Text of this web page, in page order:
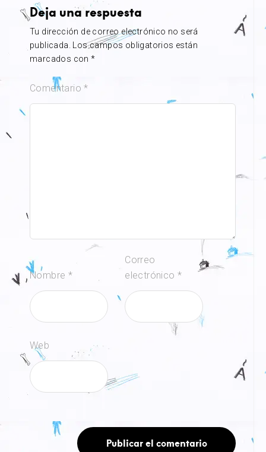
Deja una respuesta
Tu dirección de correo electrónico no será
publicada. Los campos obligatorios están
marcados con*
Comentario*
Nombre *
Correo
electrónico *
Web